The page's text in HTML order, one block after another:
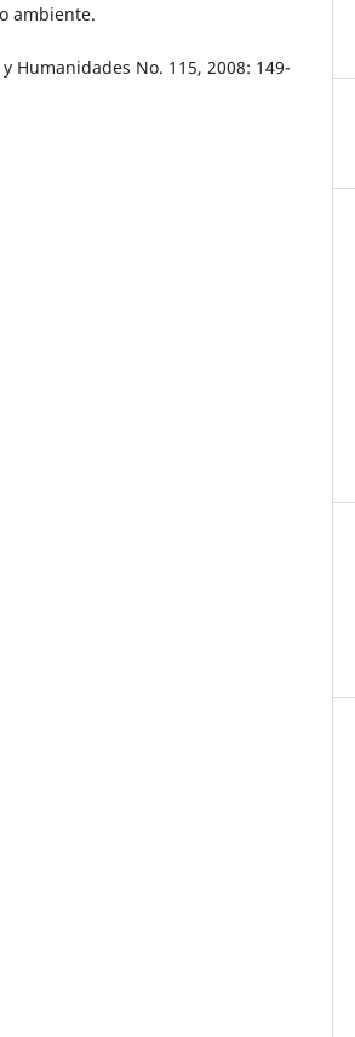
ambiente.
Humanidades No. 115, 2008: 149-